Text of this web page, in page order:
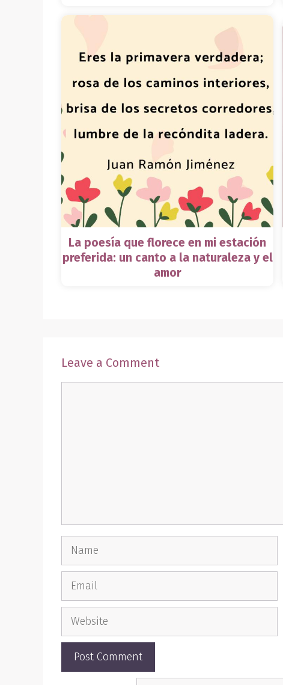
La poesía que florece en mi estación
preferida: un canto a la naturaleza y el
amor
Leave a Comment
Name
Email
Website